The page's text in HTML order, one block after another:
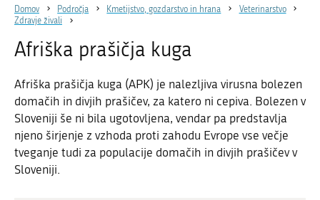
Zbirke
Dogodki
Sodelujte
Dostopnost
O spletnem mestu
Domov Področja Kmetijstvo, gozdarstvo in hrana
Veterinarstvo
Zdravje živali
Afriška prašičja kuga
Afriška prašičja kuga (APK) je nalezljiva virusna bolezen
domačih in divjih prašičev, za katero ni cepiva. Bolezen v
Sloveniji še ni bila ugotovljena, vendar pa predstavlja
njeno širjenje z vzhoda proti zahodu Evrope vse večje
tveganje tudi za populacije domačih in divjih prašičev v
Sloveniji.